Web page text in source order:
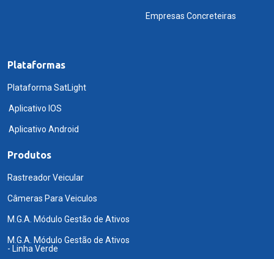
Empresas Concreteiras
Plataformas
Plataforma SatLight
Aplicativo IOS
Aplicativo Android
Produtos
Rastreador Veicular
Câmeras Para Veiculos
M.G.A. Módulo Gestão de Ativos
M.G.A. Módulo Gestão de Ativos
- Linha Verde